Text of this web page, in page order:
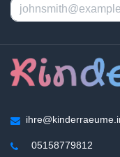
05158779812